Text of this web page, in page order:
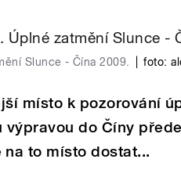
Slunce - Čína 2009. foto:
místo k pozorování
do Číny
to místo dostat...